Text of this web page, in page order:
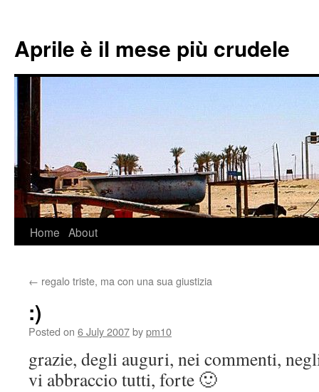
Aprile è il mese più crudele
Skip
content
Home About
← regalo triste, ma con una sua giustizia
:)
Posted on 6 July 2007bypm10
grazie, degli auguri, nei commenti,
vi abbraccio tutti, forte 🙂